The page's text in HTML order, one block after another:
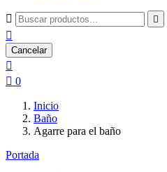
 

Cancelar

 0
Inicio
Baño
Agarre para el baño
Portada